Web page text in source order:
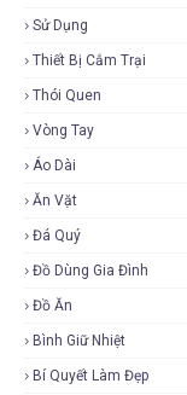
Sử Dụng
Thiết Bị Cắm Trại
Thói Quen
Vòng Tay
Áo Dài
Ăn Vặt
Đá Quý
Đồ Dùng Gia Đình
Đồ Ăn
Bình Giữ Nhiệt
Bí Quyết Làm Đẹp